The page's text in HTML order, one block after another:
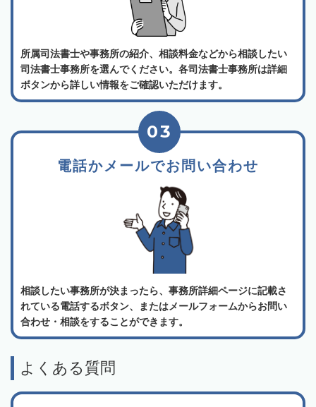
所属司法書士や事務所の紹介、相談料金などから相談したい
司法書士事務所を選んでください。各司法書士事務所は詳細
ボタンから詳しい情報をご確認いただけます。
電話かメールでお問い合わせ
03
相談したい事務所が決まったら、事務所詳細ページに記載さ
れている電話するボタン、またはメールフォームからお問い
合わせ・相談をすることができます。
よくある質問